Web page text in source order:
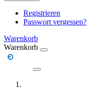
Registrieren
Passwort vergessen?
Warenkorb
Warenkorb